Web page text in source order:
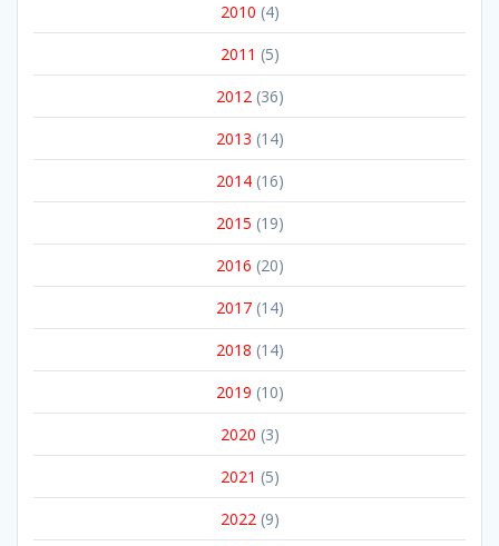
2010 (4)
2011 (5)
2012(36)
2013 (14)
2014(16)
2015 (19)
2016 (20)
2017(14)
2018 (14)
2019 (10)
2020 (3)
2021 (5)
2022(9)